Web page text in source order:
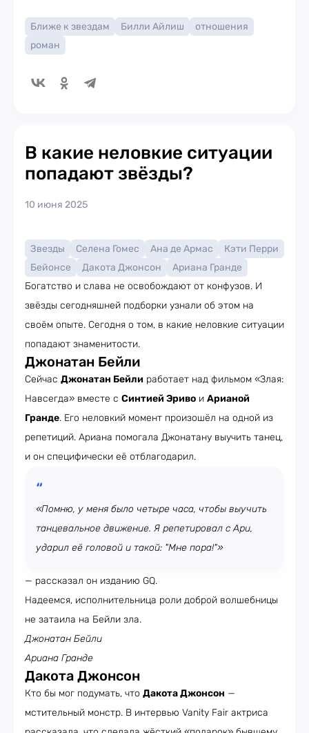
Ближе к звездам Билли Айлиш
отношения
роман
В какие неловкие ситуации
попадают звёзды?
10 июня 2025
Звезды Селена Гомес Ана де Армас
Кэти Перри
Бейонсе
Дакота Джонсон
Ариана Гранде
Богатство и слава не освобождают от конфузов. И
звёзды сегодняшней подборки узнали об этом на
своём опыте. Сегодня о том, в какие неловкие ситуации
попадают знаменитости.
Джонатан Бейли
Сейчас Джонатан Бейли работает над фильмом «Злая:
Навсегда» вместе с Синтией Эриво и Арианой
Гранде. Его неловкий момент произошёл на одной из
репетиций. Ариана помогала Джонатану выучить танец,
и он специфически её отблагодарил.
«Помню, у меня было четыре часа, чтобы выучить
танцевальное движение. Я репетировал с Ари,
ударил её головой и такой: "Мне пора!"»
— рассказал он изданию GQ.
Надеемся, исполнительница роли доброй волшебницы
не затаила на Бейли зла.
Джонатан Бейли
Ариана Гранде
Дакота Джонсон
Кто бы мог подумать, что Дакота Джонсон —
мстительный монстр. В интервью Vanity Fair актриса